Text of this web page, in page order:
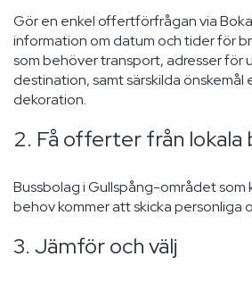
Gör en enkel offertförfrågan via
information om datum och tider för
som behöver transport, adresser för
destination, samt särskilda önskemål
dekoration.
2. Få offerter från lokala
Bussbolag i Gullspång-området som
behov kommer att skicka personliga
3. Jämför och välj